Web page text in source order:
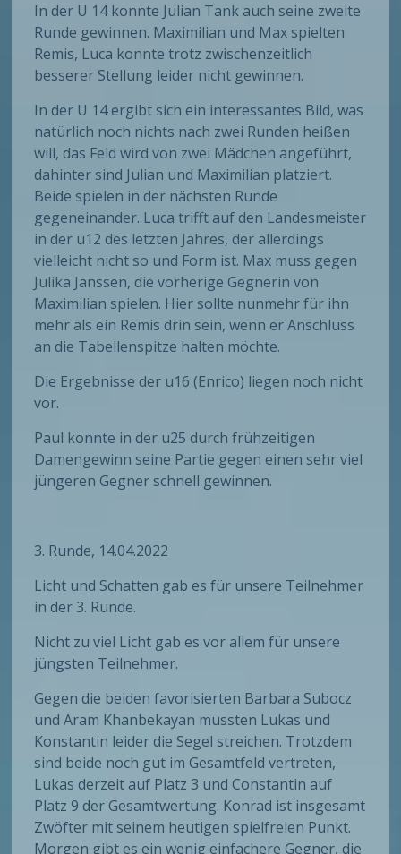
In der U 14 konnte Julian Tank auch seine zweite
Runde gewinnen. Maximilian und Max spielten
Remis, Luca konnte trotz zwischenzeitlich
besserer Stellung leider nicht gewinnen.
In der U 14 ergibt sich ein interessantes Bild, was
natürlich noch nichts nach zwei Runden heißen
will, das Feld wird von zwei Mädchen angeführt,
dahinter sind Julian und Maximilian platziert.
Beide spielen in der nächsten Runde
gegeneinander. Luca trifft auf den Landesmeister
in der u12 des letzten Jahres, der allerdings
vielleicht nicht so und Form ist. Max muss gegen
Julika Janssen, die vorherige Gegnerin von
Maximilian spielen. Hier sollte nunmehr für ihn
mehr als ein Remis drin sein, wenn er Anschluss
an die Tabellenspitze halten möchte.
Die Ergebnisse der u16 (Enrico) liegen noch nicht
vor.
Paul konnte in der u25 durch frühzeitigen
Damengewinn seine Partie gegen einen sehr viel
jüngeren Gegner schnell gewinnen.
3. Runde, 14.04.2022
Licht und Schatten gab es für unsere Teilnehmer
in der 3. Runde.
Nicht zu viel Licht gab es vor allem für unsere
jüngsten Teilnehmer.
Gegen die beiden favorisierten Barbara Subocz
und Aram Khanbekayan mussten Lukas und
Konstantin leider die Segel streichen. Trotzdem
sind beide noch gut im Gesamtfeld vertreten,
Lukas derzeit auf Platz 3 und Constantin auf
Platz 9 der Gesamtwertung. Konrad ist insgesamt
Zwöfter mit seinem heutigen spielfreien Punkt.
Morgen gibt es ein wenig einfachere Gegner, die